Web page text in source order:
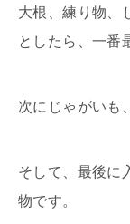
大根、練り物、
としたら、一番
次にじゃがいも
そして、最後に
物です。